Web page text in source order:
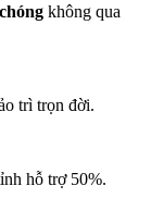
không qua
trì trọn đời.
hỗ trợ 50%.